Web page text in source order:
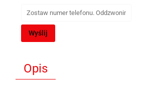
Wyślij
Opis